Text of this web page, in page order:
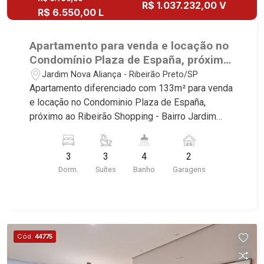
R$ 6.550,00 L
R$ 1.037.232,00 V
Apartamento para venda e locação no
Condomínio Plaza de España, próximo
ao Ribeirão Shopping - Ribeirão
Preto/SP.
Jardim Nova Aliança - Ribeirão Preto/SP
Apartamento diferenciado com 133m² para venda
e locação no Condominio Plaza de España,
próximo ao Ribeirão Shopping - Bairro Jardim
características deste imóvel que a Martinelli
Imobiliária selecionou para você: - 133m² de área
blindex - 2 vagas Martinelli Imobiliária -
excelência absoluta no mercado imobiliário de
Ribeirão Preto. Referência em imóveis de alto
3
Dorm.
3
Suítes
4
Banho
2
Garagens
Cód. 44775